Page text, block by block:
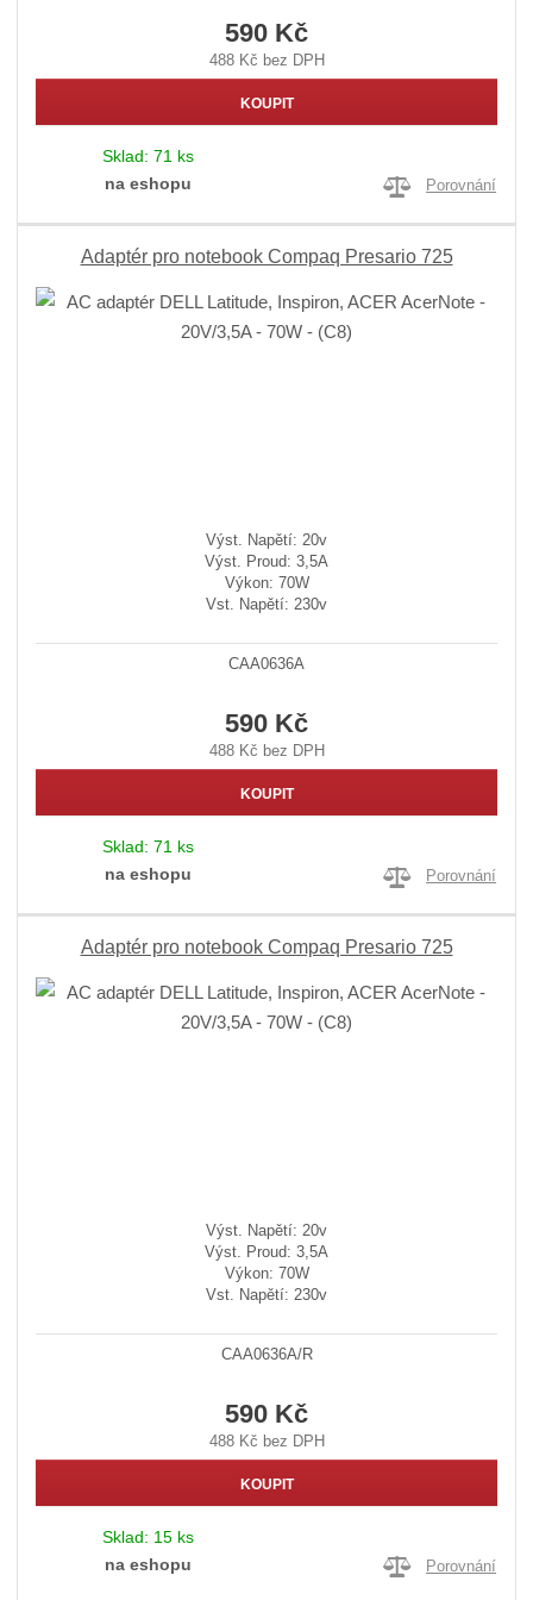
590 Kč
488 Kč bez DPH
KOUPIT
Sklad: 71 ks
na eshopu
Porovnání
Adaptér pro notebook Compaq Presario 725
Výst. Napětí: 20v
Výst. Proud: 3,5A
Výkon: 70W
Vst. Napětí: 230v
CAA0636A
590 Kč
488 Kč bez DPH
KOUPIT
Sklad: 71 ks
na eshopu
Porovnání
Adaptér pro notebook Compaq Presario 725
Výst. Napětí: 20v
Výst. Proud: 3,5A
Výkon: 70W
Vst. Napětí: 230v
CAA0636A/R
590 Kč
488 Kč bez DPH
KOUPIT
Sklad: 15 ks
na eshopu
Porovnání